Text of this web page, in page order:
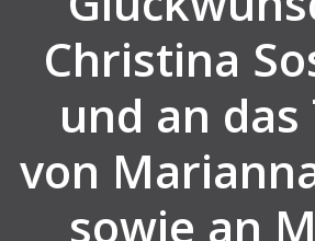
Christina
und an das
von
sowie an